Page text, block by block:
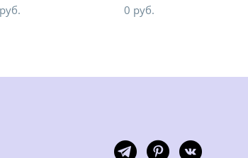
0 pуб.